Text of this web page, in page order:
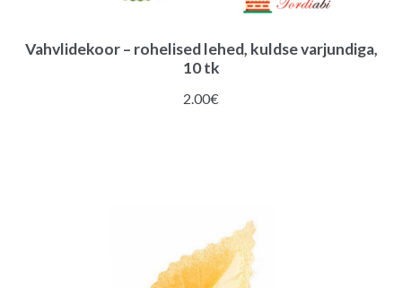
Vahvlidekoor – rohelised lehed, kuldse varjundiga,
10 tk
2.00€